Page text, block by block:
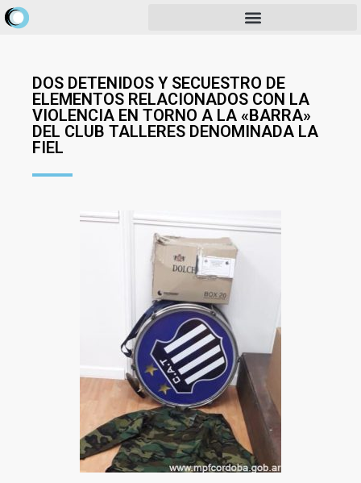
DOS DETENIDOS Y SECUESTRO DE
ELEMENTOS RELACIONADOS CON LA
VIOLENCIA EN TORNO A LA «BARRA»
DEL CLUB TALLERES DENOMINADA LA
FIEL